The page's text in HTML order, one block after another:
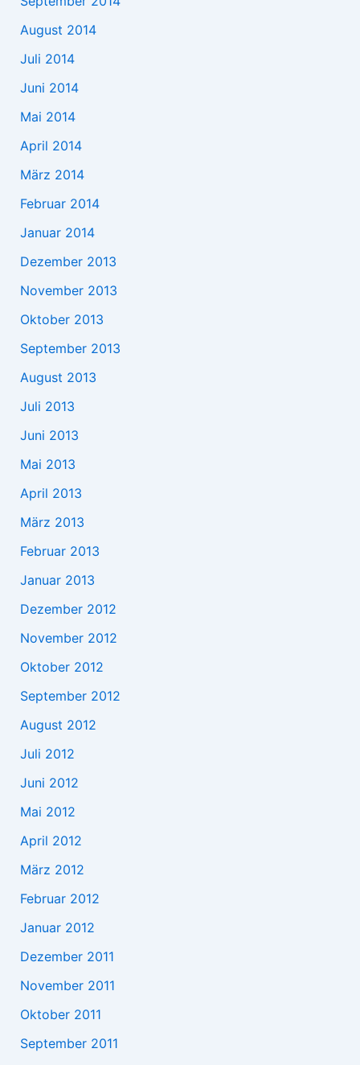
August 2014
Juli 2014
Juni 2014
Mai 2014
April 2014
März 2014
Februar 2014
Januar 2014
Dezember 2013
November 2013
Oktober 2013
September 2013
August 2013
Juli 2013
Juni 2013
Mai 2013
April 2013
März 2013
Februar 2013
Januar 2013
Dezember 2012
November 2012
Oktober 2012
September 2012
August 2012
Juli 2012
Juni 2012
Mai 2012
April 2012
März 2012
Februar 2012
Januar 2012
Dezember 2011
November 2011
Oktober 2011
September 2011